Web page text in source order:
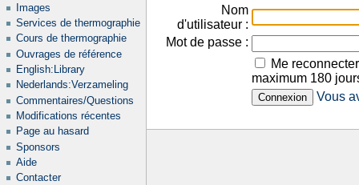
Nom
d'utilisateur :
Mot de passe :
Me
maximum 180
Vous
Images
Services de thermographie
Cours de thermographie
Ouvrages de référence
English:Library
Nederlands:Verzameling
Commentaires/Questions
Modifications récentes
Page au hasard
Sponsors
Aide
Contacter